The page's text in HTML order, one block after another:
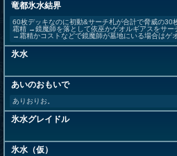
竜都氷水結界
60枚デッキなのに初動&サーチ札が合計で脅威の30
霜精 →鏡魔師を落として依巫かゲオルギアスをサー
→霜精かコストなどで鏡魔師が墓地にいる場合はゲ
氷水
あいのおもいで
ありおりお。
氷水グレイドル
氷水（仮）